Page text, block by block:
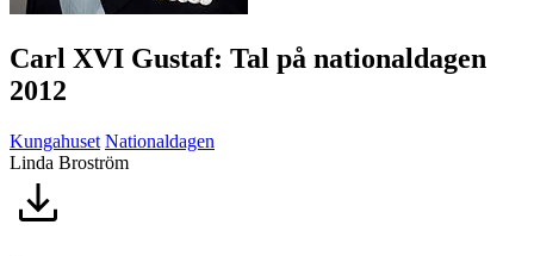
Carl XVI Gustaf: Tal på nationaldagen
2012
Kungahuset Nationaldagen
Linda Broström